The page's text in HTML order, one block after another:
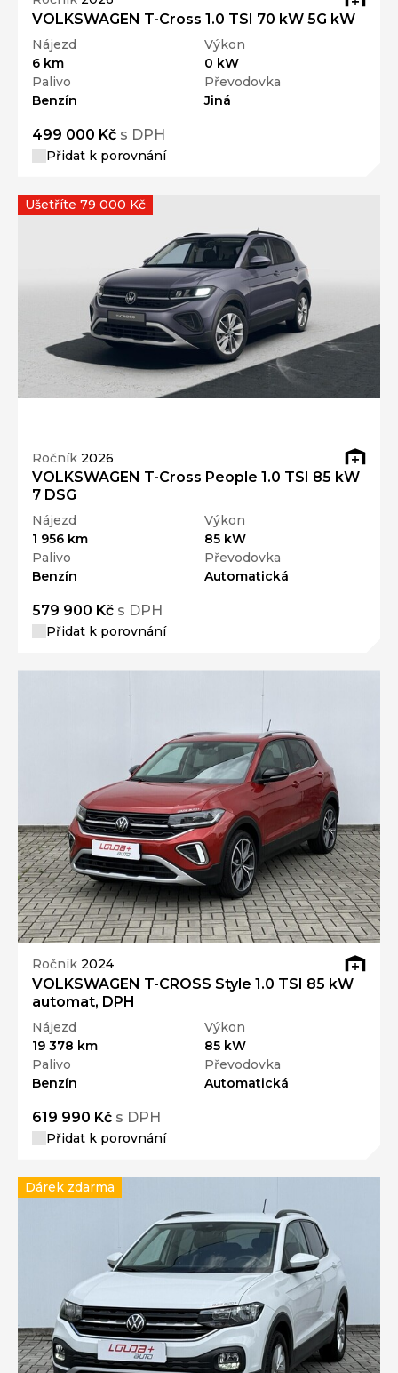
VOLKSWAGEN T-Cross 1.0 TSI 70 kW 5G kW
Nájezd
6 km
Výkon
0 kW
Palivo
Benzín
Převodovka
Jiná
499 000 Kč s DPH
Přidat k porovnání
Ročník 2026
VOLKSWAGEN T-Cross People 1.0 TSI 85 kW
7 DSG
Nájezd
1 956 km
Výkon
85 kW
Palivo
Benzín
Převodovka
Automatická
579 900 Kč s DPH
Přidat k porovnání
Ušetříte 79 000 Kč
Ročník 2024
VOLKSWAGEN T-CROSS Style 1.0 TSI 85 kW
automat, DPH
Nájezd
19 378 km
Výkon
85 kW
Palivo
Benzín
Převodovka
Automatická
619 990 Kč s DPH
Přidat k porovnání
Dárek zdarma